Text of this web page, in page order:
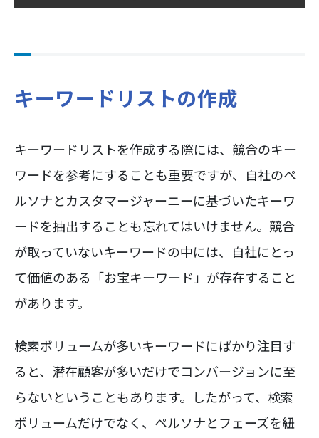
キーワードリストの作成
キーワードリストを作成する際には、競合のキー
ワードを参考にすることも重要ですが、自社のペ
ルソナとカスタマージャーニーに基づいたキーワ
ードを抽出することも忘れてはいけません。競合
が取っていないキーワードの中には、自社にとっ
て価値のある「お宝キーワード」が存在すること
があります。
検索ボリュームが多いキーワードにばかり注目す
ると、潜在顧客が多いだけでコンバージョンに至
らないということもあります。したがって、検索
ボリュームだけでなく、ペルソナとフェーズを紐